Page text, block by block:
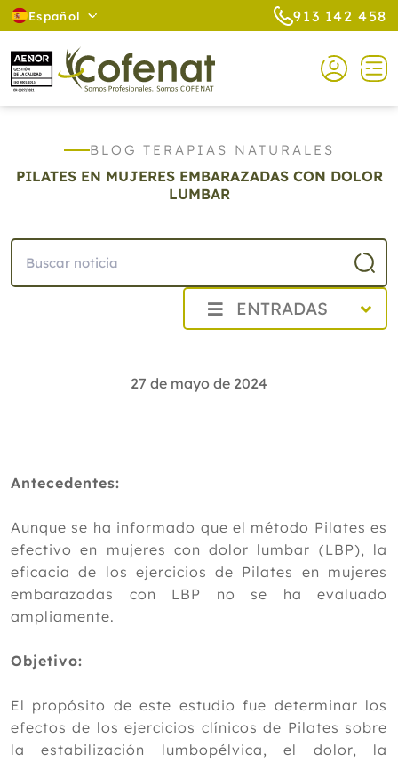
Español 913 142 458
BLOG TERAPIAS NATURALES
PILATES EN MUJERES EMBARAZADAS CON DOLOR
LUMBAR
ENTRADAS
2025
Agosto
Julio
Junio
Mayo
2023
2022
27 de mayo de 2024
Antecedentes:
Aunque se ha informado que el método Pilates es
efectivo en mujeres con dolor lumbar (LBP), la
eficacia de los ejercicios de Pilates en mujeres
embarazadas con LBP no se ha evaluado
ampliamente.
Objetivo:
El propósito de este estudio fue determinar los
efectos de los ejercicios clínicos de Pilates sobre
la estabilización lumbopélvica, el dolor, la